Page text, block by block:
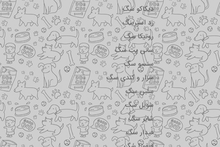
دیکاکو سگ
رد اسپرینگ
روتیکا سگ
سانی پت سگ
سنسو سگ
سزار و کندی سگ
سلبن سگ
سویل سگ
شایر سگ
فیدار سگ